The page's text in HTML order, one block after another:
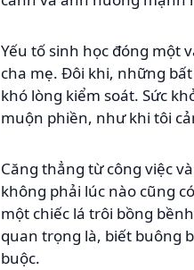
Yếu tố sinh học đóng một
cha mẹ. Đôi khi, những
khó lòng kiểm soát. Sức
muộn phiền, như khi tôi
Căng thẳng từ công việc
không phải lúc nào cũng
một chiếc lá trôi bồng
quan trọng là, biết buông
buộc.